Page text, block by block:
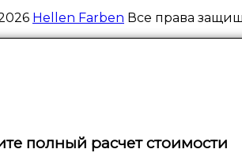
Hellen Farben Все права
полный расчет стоимости